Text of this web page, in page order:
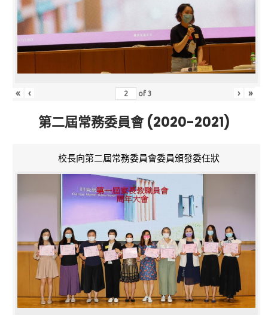
« ‹ of3 › »
第二屆常務委員會 (2020-2021)
校長向第二屆常務委員會委員頒發委任狀